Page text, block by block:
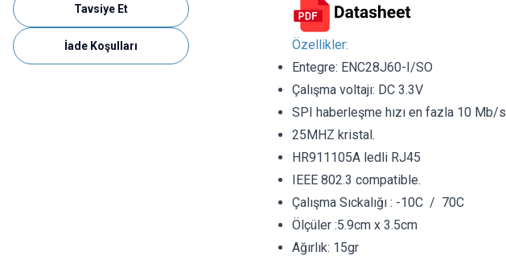
Tavsiye Et
İade Koşulları
Özellikler:
Entegre: ENC28J60-I/SO
Çalışma voltajı: DC 3.3V
SPI haberleşme hızı en fazla 10 Mb/s
25MHZ kristal.
HR911105A ledli RJ45
IEEE 802.3 compatible.
Çalışma Sıckalığı : -10C / 70C
Ölçüler :5.9cm x 3.5cm
Ağırlık: 15gr